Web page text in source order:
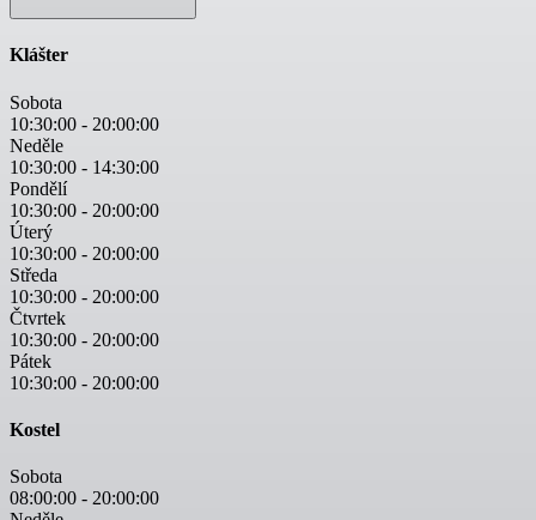
Klášter
Sobota
10:30:00 - 20:00:00
Neděle
10:30:00 - 14:30:00
Pondělí
10:30:00 - 20:00:00
Úterý
10:30:00 - 20:00:00
Středa
10:30:00 - 20:00:00
Čtvrtek
10:30:00 - 20:00:00
Pátek
10:30:00 - 20:00:00
Kostel
Sobota
08:00:00 - 20:00:00